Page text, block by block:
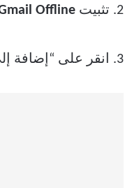
2. تثبيت Offline
3. انقر على “إضافة إلى